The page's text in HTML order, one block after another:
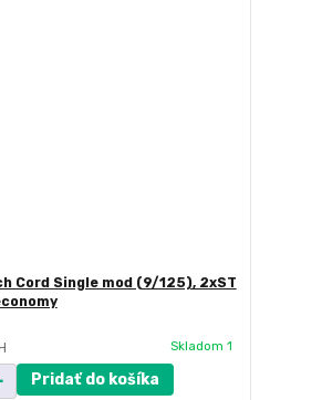
Cord Single mod (9/125), 2xST
Skladom 1
Pridať do košíka